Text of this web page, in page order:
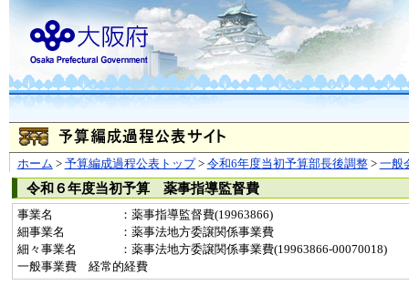
ホーム > 予算編成過程公表トップ> 令和6年度当初予算部長後調整> 一般
令和６年度当初予算 薬事指導監督費
事業名
：薬事指導監督費(19963866)
細事業名
：薬事法地方委譲関係事業費
細々事業名
：薬事法地方委譲関係事業費(19963866-00070018)
一般事業費 経常的経費